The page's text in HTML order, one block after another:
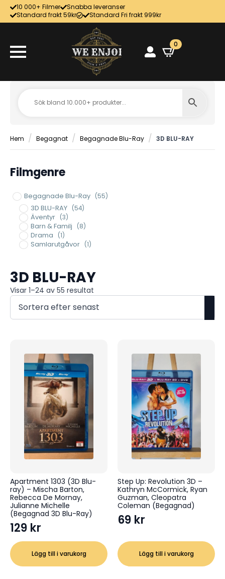
10 000+ Filmer
Snabba leveranser
Standard frakt 59kr
Standard Fri frakt 999kr
0
Hem Begagnat Begagnade Blu-Ray 3D BLU-RAY
Filmgenre
Begagnade Blu-Ray (55)
3D BLU-RAY (54)
Äventyr (3)
Barn & Familj (8)
Drama (1)
Samlarutgåvor (1)
3D BLU-RAY
Visar 1–24 av 55 resultat
efter
senaste
Apartment 1303 (3D Blu-
ray) – Mischa Barton,
Rebecca De Mornay,
Julianne Michelle
(Begagnad 3D Blu-Ray)
129 kr
Lägg till i varukorg
Step Up: Revolution 3D –
Kathryn McCormick, Ryan
Guzman, Cleopatra
Coleman (Begagnad)
69 kr
Lägg till i varukorg